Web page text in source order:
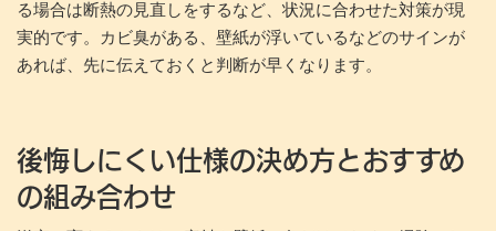
る場合は断熱の見直しをするなど、状況に合わせた対策が現
実的です。カビ臭がある、壁紙が浮いているなどのサインが
あれば、先に伝えておくと判断が早くなります。
後悔しにくい仕様の決め方とおすすめ
の組み合わせ